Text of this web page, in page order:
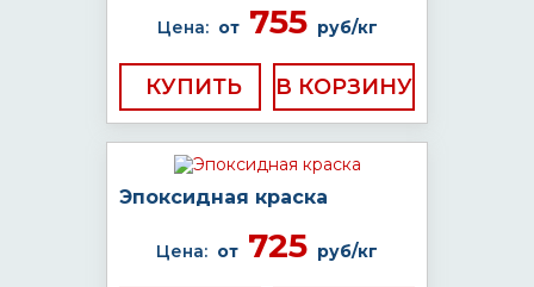
Цена: от755 руб/кг
КУПИТЬ
Эпоксидная краска
Цена: от 725 руб/кг